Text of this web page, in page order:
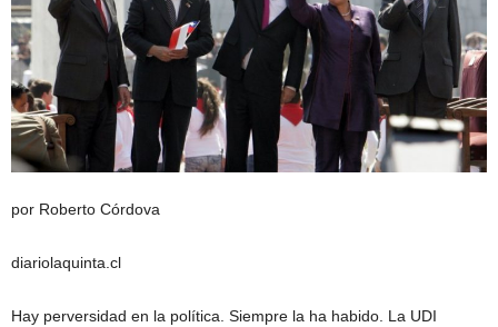
por Roberto Córdova
diariolaquinta.cl
Hay perversidad en la política. Siempre la ha habido. La UDI